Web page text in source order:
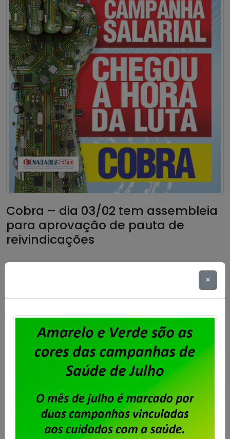
Cobra – dia 03/02 tem assembleia
para aprovação de pauta de
reivindicações
dia 3 de fevereiro, às 14 horas, na área da
churrasqueira da Associação de Empregados da
Cobra – AEC , para discussão e aprovação da pauta
de reivindicações da Campanha Salarial 2015/2016.
No encontro serão eleitos os delegados e delegadas
Saiba mais
×